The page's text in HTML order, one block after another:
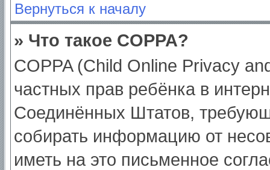
Вернуться к началу
» Что такое COPPA?
COPPA (Child Online Privacy
частных прав ребёнка в
Соединённых Штатов,
собирать информацию от
иметь на это письменное